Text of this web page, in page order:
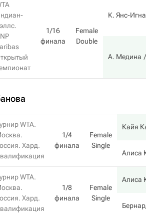
1/16
финала
Female
Double
К. Янс-
А. Медина
WTA.
Хард.
1/4
финала
Female
Single
Кайя
Алиса
WTA.
Хард.
1/8
финала
Female
Single
Алиса